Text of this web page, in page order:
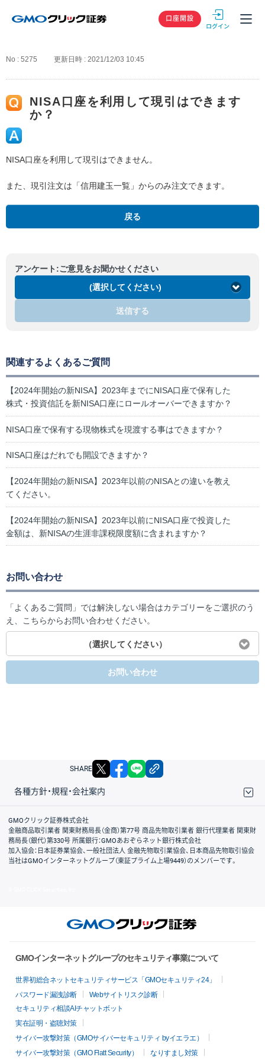
GMOクリック
口座開設
No : 5275 更新日時 : 2021/12/03 10:45
NISA口座を利用して現引はできます
か？
NISA口座を利用して現引はできません。
また、現引注文は「信用建玉一覧」からのみ注文できます。
戻る
アンケート:ご意見をお聞かせください
(選択してください)
送信する
関連するよくあるご質問
【2024年開始の新NISA】2023年までにNISA口座で保有した
株式・投資信託を新NISA口座にロールオーバーできますか？
NISA口座で保有する現物株式を現渡する事はできますか？
NISA口座はだれでも開設できますか？
【2024年開始の新NISA】2023年以前のNISAとの違いを教え
てください。
【2024年開始の新NISA】2023年以前にNISA口座で投資した
金額は、新NISAの生涯非課税限度額に含まれますか？
お問い合わせ
「よくあるご質問」では解決しない場合はカテゴリーをご選択のう
え、こちらからお問い合わせください。
（選択してください）
お問い合わせ
SHARE X facebook
各種方針・規程・会社案内
取引規程・約款
サイトマップ
その他のご案内
個人情報保護方針
最良執行方針
サイトのご利用について
ディスクレイマー
信託保全
リスク説明
会社案内
GMOクリック証券株式会社
金融商品取引業者 関東財務局長（金商）第77号 商品先物取引業者 銀行代理業者 関東財
務局長（銀代）第330号 所属銀行：GMOあおぞらネット銀行株式会社
加入協会：日本証券業協会、一般社団法人 金融先物取引業協会、日本商品先物取引協会
当社はGMOインターネットグループ（東証プライム上場9449）のメンバーです。
GMOインターネットグループのセキュリティ事業について
世界初総合ネットセキュリティサービス「GMOセキュリティ24」
パスワード漏洩診断
Webサイトリスク診断
セキュリティ相談AIチャットボット
実在証明・盗聴対策
サイバー攻撃対策（GMOサイバーセキュリティ byイエラエ）
サイバー攻撃対策（GMO Flatt Security）
なりすまし対策